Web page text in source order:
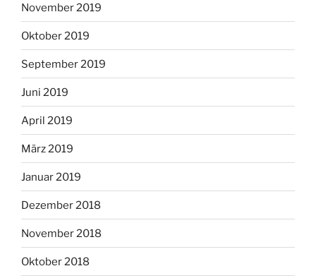
November 2019
Oktober 2019
September 2019
Juni 2019
April 2019
März 2019
Januar 2019
Dezember 2018
November 2018
Oktober 2018